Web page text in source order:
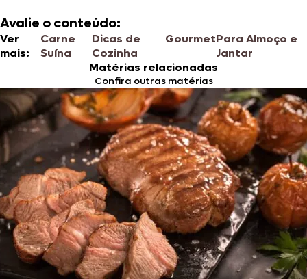
Avalie o conteúdo:
Ver
mais:
Carne
Suína
Dicas de
Cozinha
GourmetPara Almoço e
Jantar
Matérias relacionadas
Confira outras matérias